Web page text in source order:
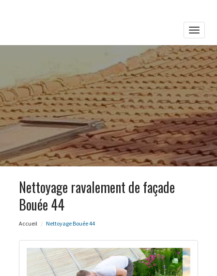
Toggle
Nettoyage ravalement de façade
Bouée 44
Accueil Nettoyage Bouée 44